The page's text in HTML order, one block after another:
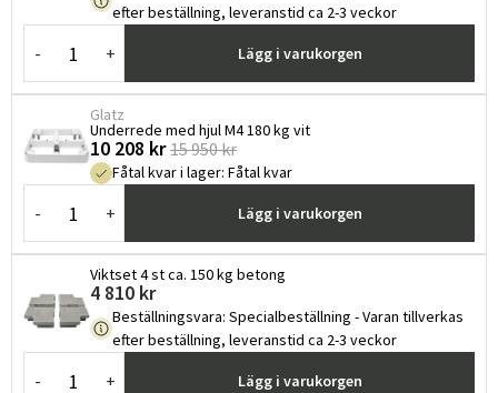
efter beställning, leveranstid ca 2-3 veckor
- + Lägg i varukorgen
Glatz
Underrede med hjul M4 180 kg vit
10 208 kr 15 950 kr
Fåtal kvar i lager: Fåtal kvar
- + Lägg i varukorgen
Viktset 4 st ca. 150 kg betong
4 810 kr
Beställningsvara: Specialbeställning - Varan tillverkas
efter beställning, leveranstid ca 2-3 veckor
- + Lägg i varukorgen